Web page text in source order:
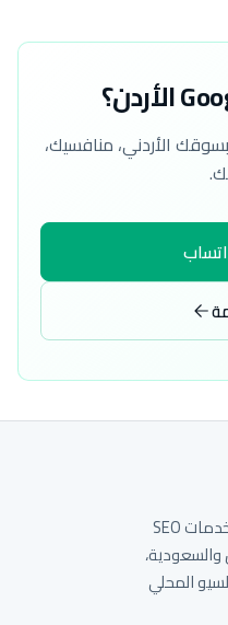
خاص بسوقك الأردني، منافسيك،
سبايدرلاب شركة سيو في الأردن تقدم خدمات SEO
والسعودية،
المحلي